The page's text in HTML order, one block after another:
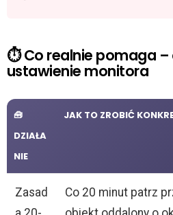
⏱️ Co realnie pomaga
ustawienie monitora
🧰
DZIAŁA
NIE
JAK TO ZROBIĆ
Zasad
Co 20 minut patrz